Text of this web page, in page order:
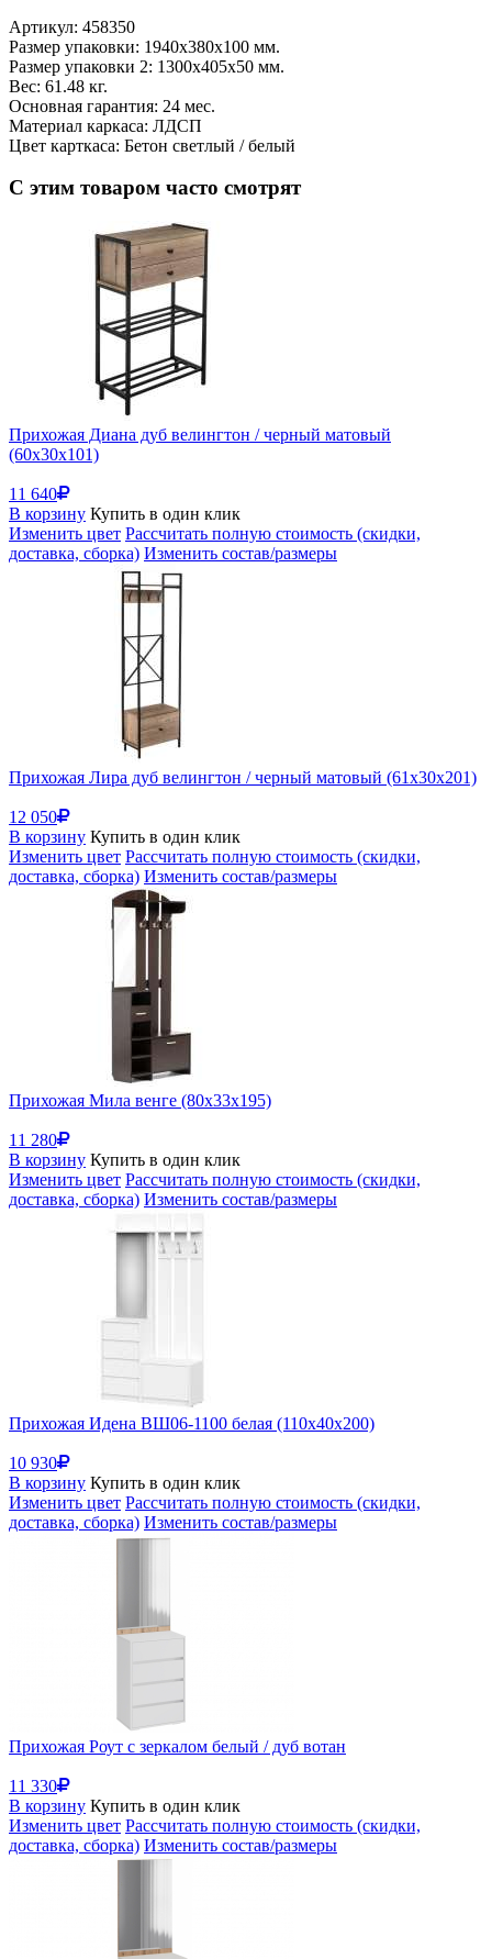
Артикул: 458350
Размер упаковки: 1940х380х100 мм.
Размер упаковки 2: 1300х405х50 мм.
Вес: 61.48 кг.
Основная гарантия: 24 мес.
Материал каркаса: ЛДСП
Цвет карткаса: Бетон светлый / белый
С этим товаром часто смотрят
Прихожая Диана дуб велингтон / черный матовый
(60x30x101)
11 640
В корзину Купить в один клик
Изменить цвет Рассчитать полную стоимость (скидки,
доставка, сборка) Изменить состав/размеры
Прихожая Лира дуб велингтон / черный матовый (61x30x201)
12 050
В корзину Купить в один клик
Изменить цвет Рассчитать полную стоимость (скидки,
доставка, сборка) Изменить состав/размеры
Прихожая Мила венге (80x33x195)
11 280
В корзину Купить в один клик
Изменить цвет Рассчитать полную стоимость (скидки,
доставка, сборка) Изменить состав/размеры
Прихожая Идена ВШ06-1100 белая (110x40x200)
10 930
В корзину Купить в один клик
Изменить цвет Рассчитать полную стоимость (скидки,
доставка, сборка) Изменить состав/размеры
Прихожая Роут с зеркалом белый / дуб вотан
11 330
В корзину Купить в один клик
Изменить цвет Рассчитать полную стоимость (скидки,
доставка, сборка) Изменить состав/размеры